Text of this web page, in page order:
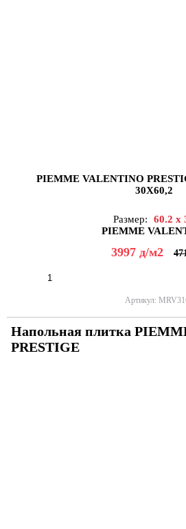
PIEMME VALENTINO
30X60,2
Размер:
60.2 x
PIEMME
3997 д/м2
Артикул:
Напольная плитка
PRESTIGE